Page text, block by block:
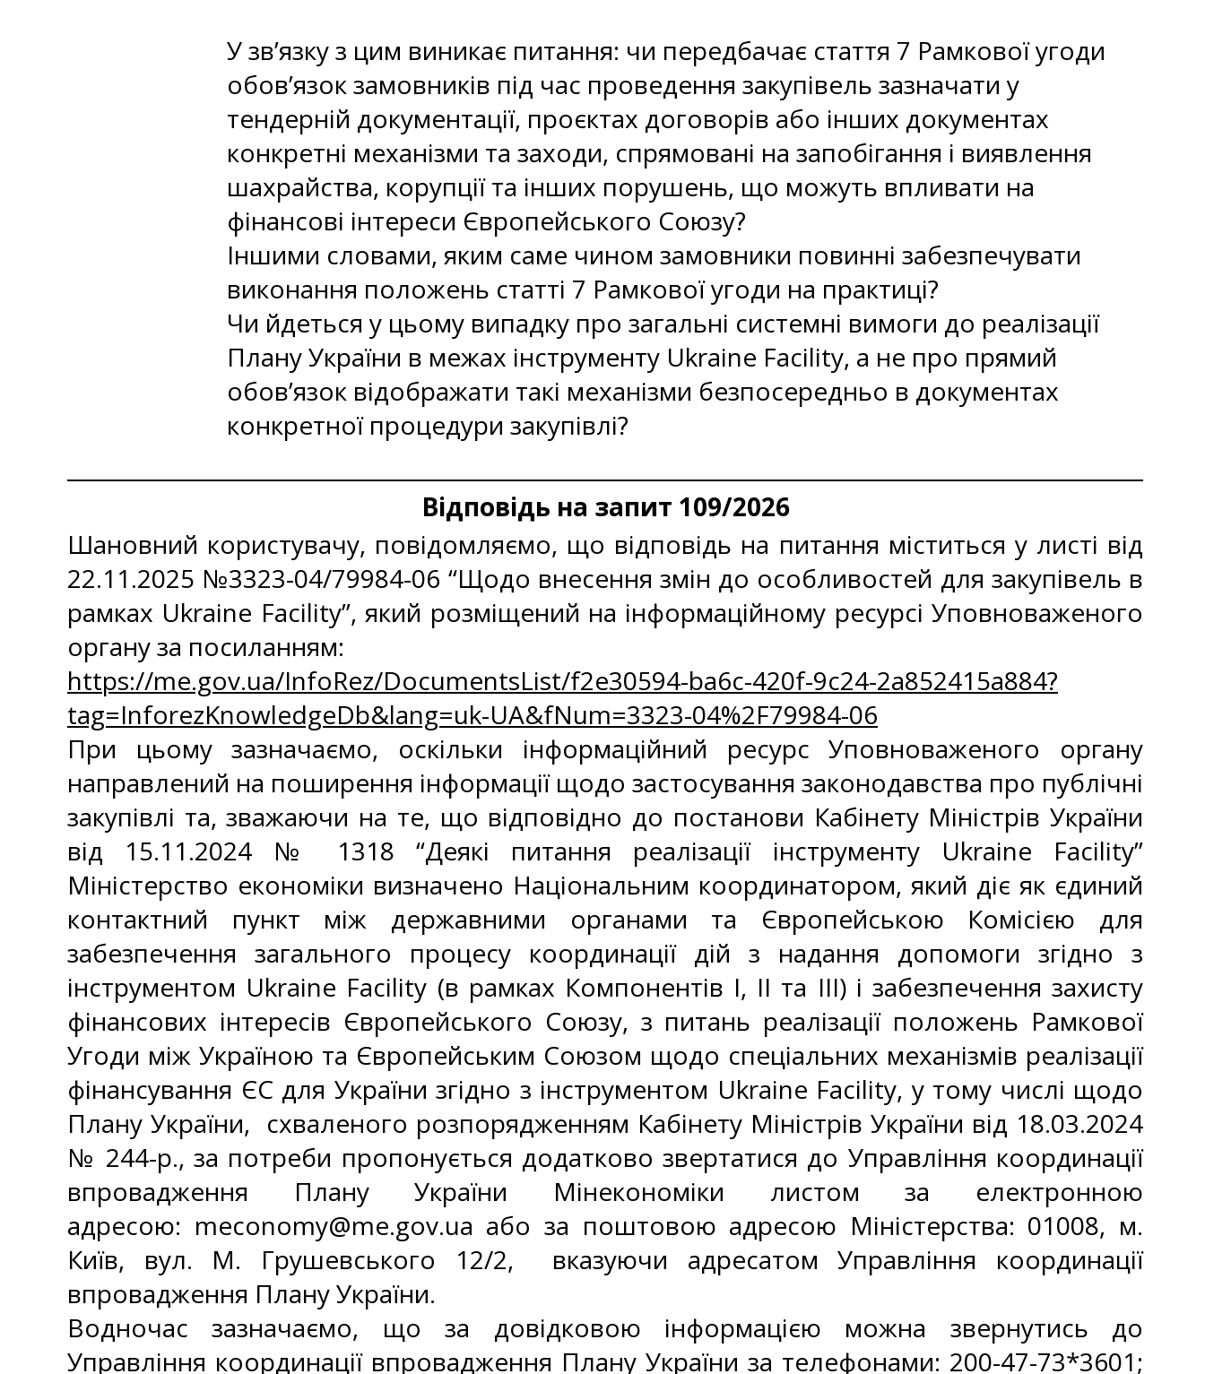
У зв’язку з цим виникає питання: чи передбачає стаття 7 Рамкової угоди
обов’язок замовників під час проведення закупівель зазначати у
тендерній документації, проєктах договорів або інших документах
конкретні механізми та заходи, спрямовані на запобігання і виявлення
шахрайства, корупції та інших порушень, що можуть впливати на
фінансові інтереси Європейського Союзу?
Іншими словами, яким саме чином замовники повинні забезпечувати
виконання положень статті 7 Рамкової угоди на практиці?
Чи йдеться у цьому випадку про загальні системні вимоги до реалізації
Плану України в межах інструменту Ukraine Facility, а не про прямий
обов’язок відображати такі механізми безпосередньо в документах
конкретної процедури закупівлі?
Відповідь на запит 109/2026
Шановний користувачу, повідомляємо, що відповідь на питання міститься у листі від
22.11.2025 №3323-04/79984-06 “Щодо внесення змін до особливостей для закупівель в
рамках Ukraine Facility”, який розміщений на інформаційному ресурсі Уповноваженого
органу за посиланням:
https://me.gov.ua/InfoRez/DocumentsList/f2e30594-ba6c-420f-9c24-2a852415a884?
tag=InforezKnowledgeDb&lang=uk-UA&fNum=3323-04%2F79984-06
При цьому зазначаємо, оскільки інформаційний ресурс Уповноваженого органу
направлений на поширення інформації щодо застосування законодавства про публічні
закупівлі та, зважаючи на те, що відповідно до постанови Кабінету Міністрів України
від 15.11.2024 № 1318 “Деякі питання реалізації інструменту Ukraine Facility”
Міністерство економіки визначено Національним координатором, який діє як єдиний
контактний пункт між державними органами та Європейською Комісією для
забезпечення загального процесу координації дій з надання допомоги згідно з
інструментом Ukraine Facility (в рамках Компонентів I, II та III) і забезпечення захисту
фінансових інтересів Європейського Союзу, з питань реалізації положень Рамкової
Угоди між Україною та Європейським Союзом щодо спеціальних механізмів реалізації
фінансування ЄС для України згідно з інструментом Ukraine Facility, у тому числі щодо
Плану України, схваленого розпорядженням Кабінету Міністрів України від 18.03.2024
№ 244-р., за потреби пропонується додатково звертатися до Управління координації
впровадження Плану України Мінекономіки листом за електронною
адресою: meconomy@me.gov.ua або за поштовою адресою Міністерства: 01008, м.
Київ, вул. М. Грушевського 12/2, вказуючи адресатом Управління координації
впровадження Плану України.
Водночас зазначаємо, що за довідковою інформацією можна звернутись до
Управління координації впровадження Плану України за телефонами: 200-47-73*3601;